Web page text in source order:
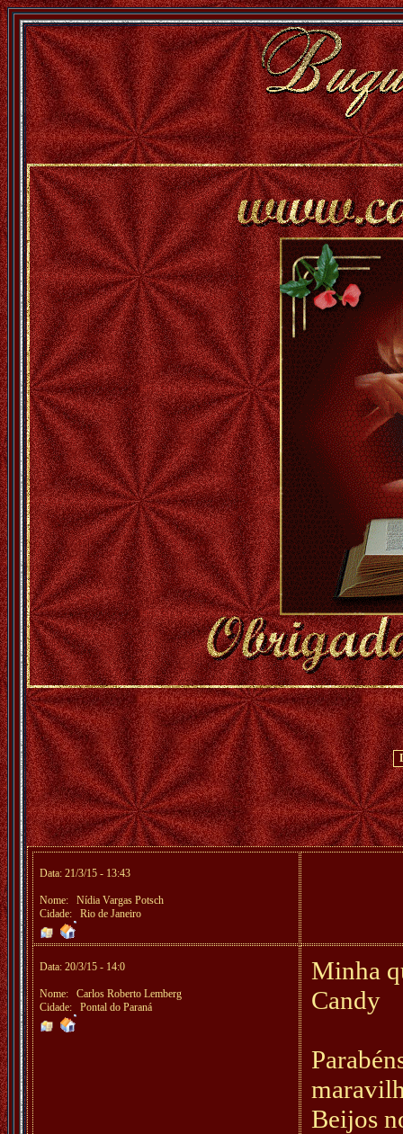
Data: 21/3/15 - 13:43
Nome: Nídia Vargas Potsch
Cidade: Rio de Janeiro
Data: 20/3/15 - 14:0
Nome: Carlos Roberto Lemberg
Cidade: Pontal do Paraná
Minha
Candy
Beijos